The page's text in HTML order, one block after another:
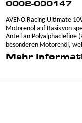
0002-000147
AVENO Racing Ultimate
Motorenöl auf Basis von
Anteil an Polyalphaolefine
besonderen Motorenöl,
Mehr